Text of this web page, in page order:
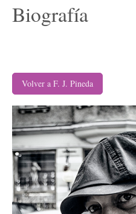
Biografía
Volver a F. J. Pineda